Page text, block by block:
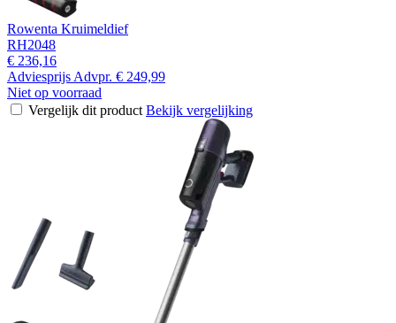
Rowenta Kruimeldief
RH2048
€ 236,16
Adviesprijs Advpr. € 249,99
Niet op voorraad
Vergelijk dit product Bekijk vergelijking